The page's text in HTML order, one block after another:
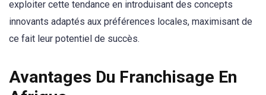
exploiter cette tendance en introduisant des concepts
innovants adaptés aux préférences locales, maximisant de
ce fait leur potentiel de succès.
Avantages Du Franchisage En